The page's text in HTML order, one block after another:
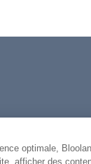
optimale,
afficher des